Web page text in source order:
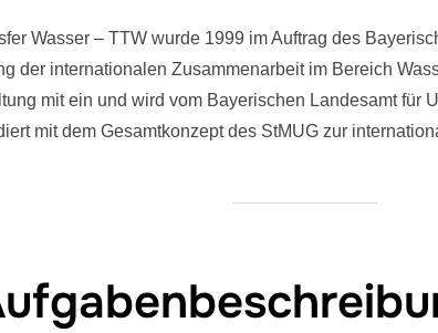
Wasser – TTW wurde 1999 im Auftrag des
der internationalen Zusammenarbeit im Bereich
mit ein und wird vom Bayerischen Landesamt für
mit dem Gesamtkonzept des StMUG zur